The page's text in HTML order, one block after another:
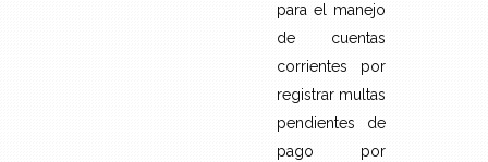
para el manejo
de cuentas
corrientes por
registrar multas
pendientes de
pago por